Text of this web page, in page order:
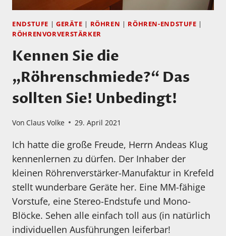
ENDSTUFE | GERÄTE | RÖHREN | RÖHREN-ENDSTUFE |
RÖHRENVORVERSTÄRKER
Kennen Sie die
„Röhrenschmiede?“ Das
sollten Sie! Unbedingt!
Von Claus Volke 29. April 2021
Ich hatte die große Freude, Herrn Andeas Klug
kennenlernen zu dürfen. Der Inhaber der
kleinen Röhrenverstärker-Manufaktur in Krefeld
stellt wunderbare Geräte her. Eine MM-fähige
Vorstufe, eine Stereo-Endstufe und Mono-
Blöcke. Sehen alle einfach toll aus (in natürlich
individuellen Ausführungen leiferbar!